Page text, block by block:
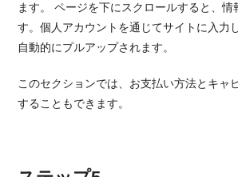
ます。 ページを下にスクロールすると、情
す。個人アカウントを通じてサイトに入力
自動的にプルアップされます。
このセクションでは、お支払い方法とキャ
することもできます。